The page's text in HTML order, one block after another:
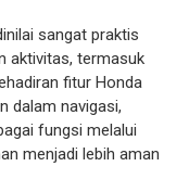
sangat praktis
aktivitas, termasuk
fitur Honda
dalam navigasi,
fungsi melalui
menjadi lebih aman